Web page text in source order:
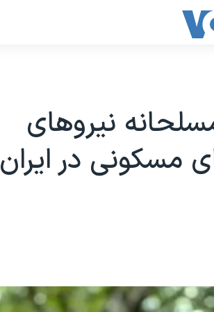
نیروهای
مسکونی در ایران